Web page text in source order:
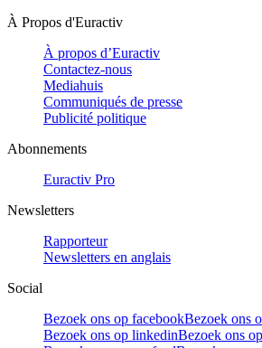
À Propos d'Euractiv
À propos d’Euractiv
Contactez-nous
Mediahuis
Communiqués de presse
Publicité politique
Abonnements
Euractiv Pro
Newsletters
Rapporteur
Newsletters en anglais
Social
Bezoek ons op facebookBezoek ons
Bezoek ons op linkedinBezoek ons